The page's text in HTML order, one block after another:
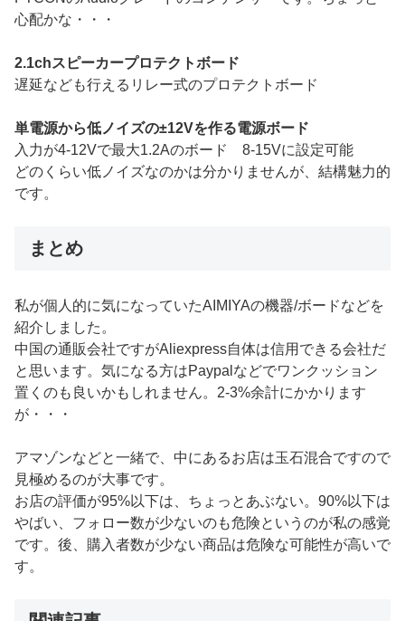
心配かな・・・
2.1chスピーカープロテクトボード
遅延なども行えるリレー式のプロテクトボード
単電源から低ノイズの±12Vを作る電源ボード
入力が4-12Vで最大1.2Aのボード 8-15Vに設定可能
どのくらい低ノイズなのかは分かりませんが、結構魅力的
です。
まとめ
私が個人的に気になっていたAIMIYAの機器/ボードなどを
紹介しました。
中国の通販会社ですがAliexpress自体は信用できる会社だ
と思います。気になる方はPaypalなどでワンクッション
置くのも良いかもしれません。2-3%余計にかかります
が・・・
アマゾンなどと一緒で、中にあるお店は玉石混合ですので
見極めるのが大事です。
お店の評価が95%以下は、ちょっとあぶない。90%以下は
やばい、フォロー数が少ないのも危険というのが私の感覚
です。後、購入者数が少ない商品は危険な可能性が高いで
す。